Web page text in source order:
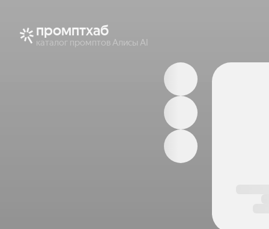
промптхаб
каталог промптов Алисы AI